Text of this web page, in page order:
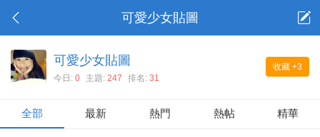
可愛少女貼圖
收藏 +3
可愛少女貼圖
今日: 0 主題: 247 排名: 31
全部 最新 熱門 熱帖 精華